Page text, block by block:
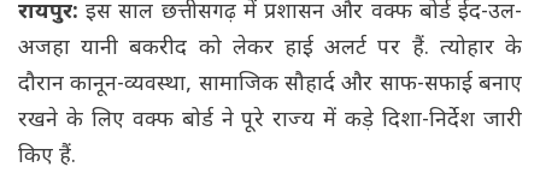
रायपुर: इस साल छत्तीसगढ़ में प्रशासन और वक्फ बोर्ड ईद-उल-
अजहा यानी बकरीद को लेकर हाई अलर्ट पर हैं. त्योहार के
दौरान कानून-व्यवस्था, सामाजिक सौहार्द और साफ-सफाई बनाए
रखने के लिए वक्फ बोर्ड ने पूरे राज्य में कड़े दिशा-निर्देश जारी
किए हैं.